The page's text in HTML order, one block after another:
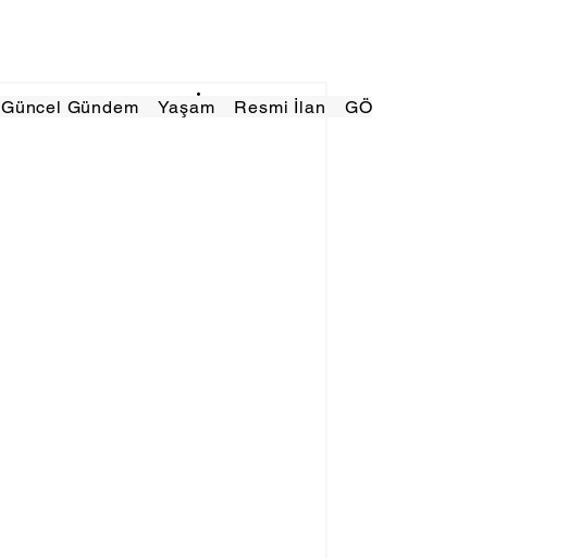
Güncel Gündem Yaşam Resmi İlan GÖRÜNÜMTV